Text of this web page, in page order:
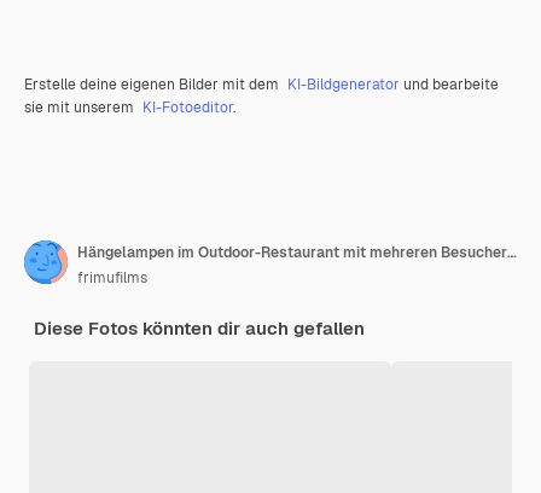
Erstelle deine eigenen Bilder mit dem KI-Bildgenerator und bearbeite
sie mit unserem KI-Fotoeditor.
Hängelampen im Outdoor-Restaurant mit mehreren Besuchern im Hintergrund, BBQ
frimufilms
Diese Fotos könnten dir auch gefallen